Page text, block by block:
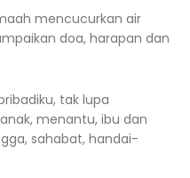
mencucurkan air
doa, harapan dan
tak lupa
menantu, ibu dan
sahabat, handai-